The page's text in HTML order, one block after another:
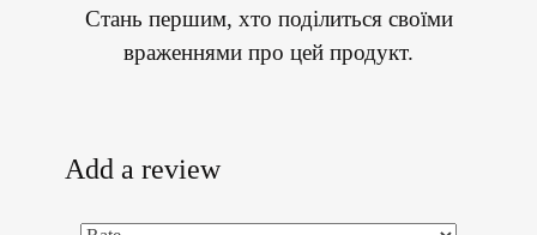
Стань першим, хто поділиться своїми
враженнями про цей продукт.
Add a review